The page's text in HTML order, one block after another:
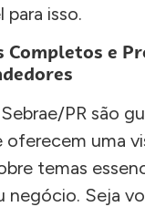
isso.
Completos e
PR são
uma
temas
negócio. Seja